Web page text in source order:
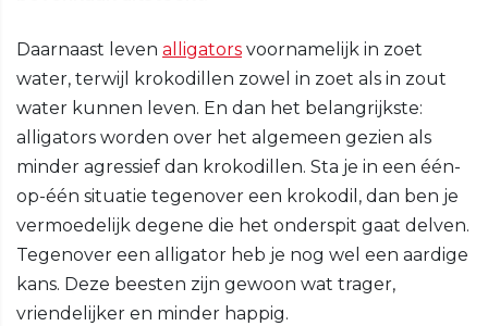
Daarnaast leven alligators voornamelijk in zoet
water, terwijl krokodillen zowel in zoet als in zout
water kunnen leven. En dan het belangrijkste:
alligators worden over het algemeen gezien als
minder agressief dan krokodillen. Sta je in een één-
op-één situatie tegenover een krokodil, dan ben je
vermoedelijk degene die het onderspit gaat delven.
Tegenover een alligator heb je nog wel een aardige
kans. Deze beesten zijn gewoon wat trager,
vriendelijker en minder happig.